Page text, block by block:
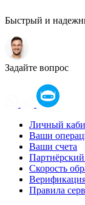
Быстрый и
Задайте вопрос
Личный
Ваши
Ваши счета
Партнёрский
Скорость
Правила